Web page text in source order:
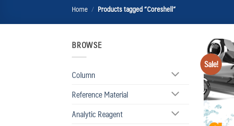
Home / Products tagged “Coreshell”
BROWSE
Column
Reference Material
Analytic Reagent
Sale!